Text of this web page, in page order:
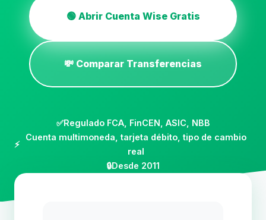
🟢 Abrir Cuenta Wise Gratis
💸 Comparar Transferencias
✅Regulado FCA, FinCEN, ASIC, NBB
⚡
Cuenta multimoneda, tarjeta débito, tipo de cambio
real
🔒Desde 2011